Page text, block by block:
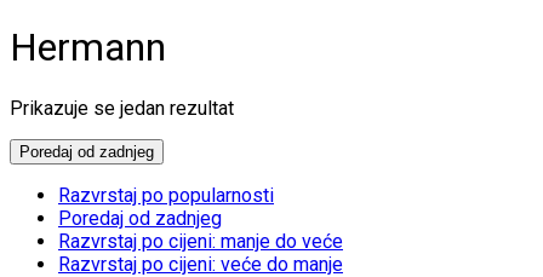
Hermann
Prikazuje se jedan rezultat
Poredaj od zadnjeg
Razvrstaj po popularnosti
Poredaj od zadnjeg
Razvrstaj po cijeni: manje do veće
Razvrstaj po cijeni: veće do manje